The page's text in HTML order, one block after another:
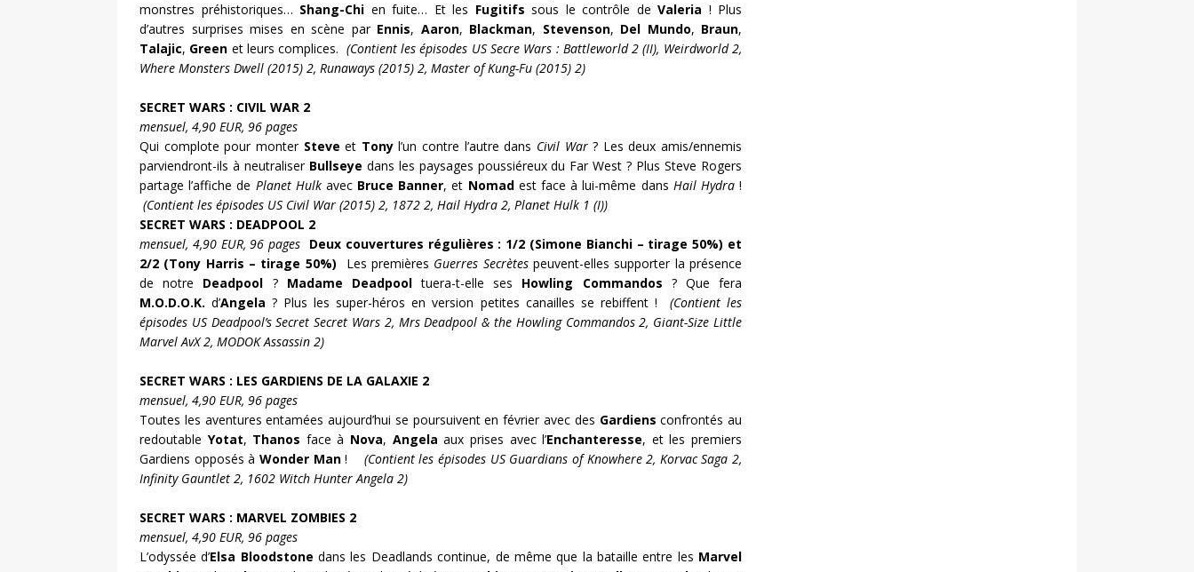
monstres préhistoriques… Shang-Chi en fuite… Et les Fugitifs sous le contrôle deValeria ! Plus
d’autres surprises mises en scène par Ennis, Aaron, Blackman, Stevenson, Del Mundo, Braun,
Talajic, Green et leurs complices. (Contient les épisodes US Secre Wars : Battleworld 2 (II), Weirdworld 2,
Where Monsters Dwell (2015) 2, Runaways (2015) 2, Master of Kung-Fu (2015) 2)
SECRET WARS : CIVIL WAR 2
mensuel, 4,90 EUR, 96 pages
Qui complote pour monter Steve et Tonyl’un contre l’autre dans Civil War? Les deux amis/ennemis
parviendront-ils à neutraliser Bullseye dans les paysages poussiéreux du Far West ? Plus Steve Rogers
partage l’affiche de Planet Hulkavec Bruce Banner, et Nomadest face à lui-même dans Hail Hydra!
(Contient les épisodes US Civil War (2015) 2, 1872 2, Hail Hydra 2, Planet Hulk 1 (I))
SECRET WARS : DEADPOOL 2
mensuel, 4,90 EUR, 96 pages Deux couvertures régulières : 1/2 (Simone Bianchi – tirage 50%) et
2/2 (Tony Harris – tirage 50%) Les premières Guerres Secrètespeuvent-elles supporter la présence
de notre Deadpool ? Madame Deadpooltuera-t-elle ses Howling Commandos ? Que fera
M.O.D.O.K. d’Angela ? Plus les super-héros en version petites canailles se rebiffent ! (Contient les
épisodes US Deadpool’s Secret Secret Wars 2, Mrs Deadpool & the Howling Commandos 2, Giant-Size Little
Marvel AvX 2, MODOK Assassin 2)
SECRET WARS : LES GARDIENS DE LA GALAXIE 2
mensuel, 4,90 EUR, 96 pages
Toutes les aventures entamées aujourd’hui se poursuivent en février avec des Gardiens confrontés au
redoutable Yotat, Thanos face à Nova, Angelaaux prises avec l’Enchanteresse, et les premiers
Gardiens opposés à Wonder Man! (Contient les épisodes US Guardians of Knowhere 2, Korvac Saga 2,
Infinity Gauntlet 2, 1602 Witch Hunter Angela 2)
SECRET WARS : MARVEL ZOMBIES 2
mensuel, 4,90 EUR, 96 pages
L’odyssée d’Elsa Bloodstone dans les Deadlands continue, de même que la bataille entre les Marvel